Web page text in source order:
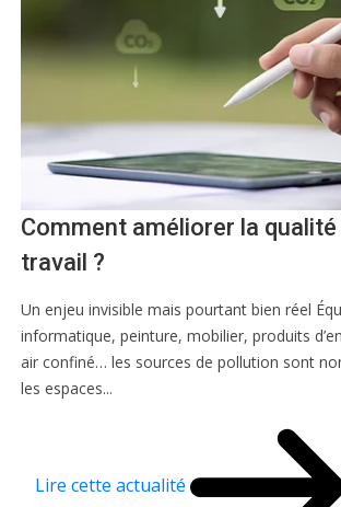
Comment améliorer la qualité
travail ?
Un enjeu invisible mais pourtant bien réel
informatique, peinture, mobilier, produits
air confiné… les sources de pollution sont
les espaces...
Lire cette actualité